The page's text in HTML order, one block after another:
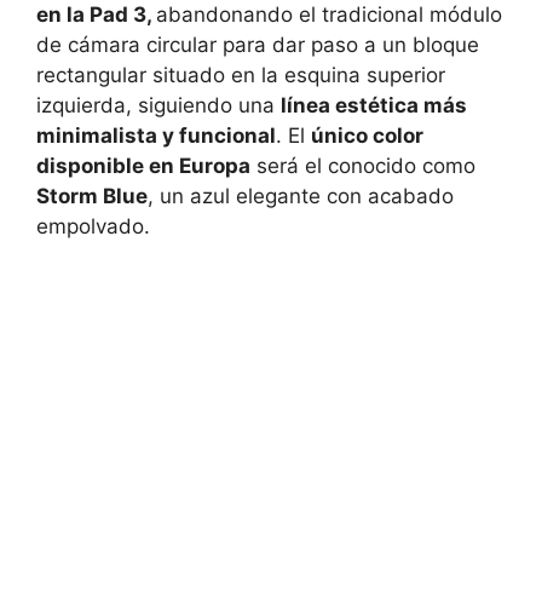
en la Pad 3, abandonando el tradicional módulo
de cámara circular para dar paso a un bloque
rectangular situado en la esquina superior
izquierda, siguiendo una línea estética más
minimalista y funcional. El único color
disponible en Europa será el conocido como
Storm Blue, un azul elegante con acabado
empolvado.